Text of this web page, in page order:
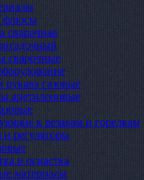
флюсы
сварочная
сварочные
рукава газовые
ацетиленовые
к резакам и горелкам
и регуляторы
и оснастка
материалы